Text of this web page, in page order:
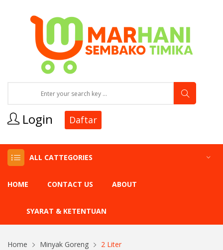
Login Daftar
ALL CATTEGORIES
HOME CONTACT US ABOUT
SYARAT & KETENTUAN
Home Minyak Goreng 2 Liter